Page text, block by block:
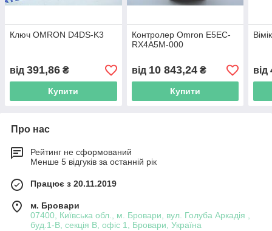
Ключ OMRON D4DS-K3
від 391,86 ₴
Купити
Контролер Omron E5EC-
RX4A5M-000
від 10 843,24₴
Купити
від
Про нас
Рейтинг не сформований
Менше 5 відгуків за останній рік
Працює з 20.11.2019
м. Бровари
07400, Київська обл., м. Бровари, вул. Голуба Аркадія ,
буд.1-В, секція В, офіс 1, Бровари, Україна